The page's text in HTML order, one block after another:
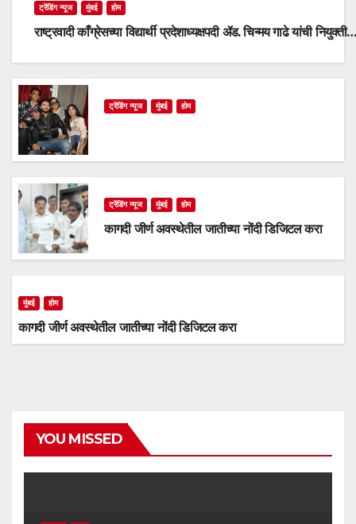
ट्रेंडिंग न्यूज मुंबई होम
राष्ट्रवादी काँग्रेसच्या विद्यार्थी प्रदेशाध्यक्षपदी ॲड. चिन्मय गाढे यांची नियुक्ती…
ट्रेंडिंग न्यूज मुंबई होम
ट्रेंडिंग न्यूज मुंबई होम
कागदी जीर्ण अवस्थेतील जातीच्या नोंदी डिजिटल करा
मुंबई होम
कागदी जीर्ण अवस्थेतील जातीच्या नोंदी डिजिटल करा
YOU MISSED